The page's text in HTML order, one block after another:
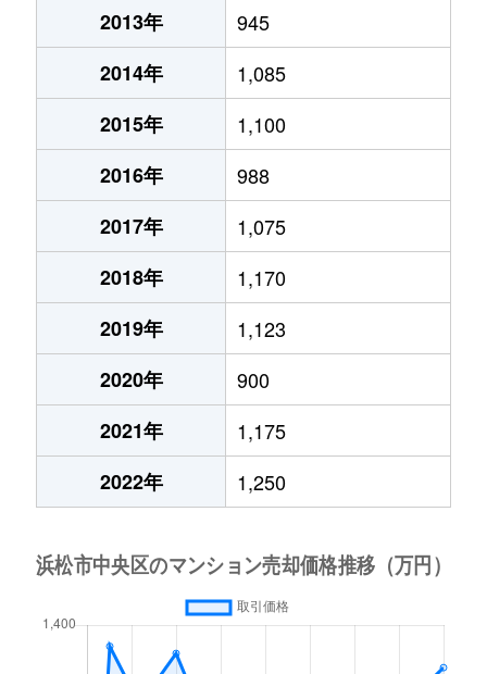
2013年
945
2014年
1,085
2015年
1,100
2016年
988
2017年
1,075
2018年
1,170
2019年
1,123
2020年
900
2021年
1,175
2022年
1,250